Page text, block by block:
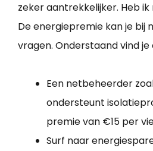
zeker aantrekkelijker. Heb
De energiepremie kan je bij
vragen. Onderstaand vind je
Een netbeheerder
ondersteunt
premie van €15 per
Surf naar